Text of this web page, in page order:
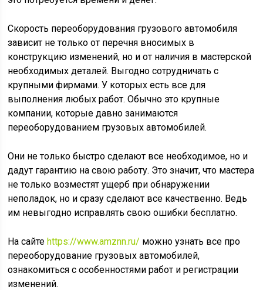
Скорость переоборудования грузового автомобиля
зависит не только от перечня вносимых в
конструкцию изменений, но и от наличия в мастерской
необходимых деталей. Выгодно сотрудничать с
крупными фирмами. У которых есть все для
выполнения любых работ. Обычно это крупные
компании, которые давно занимаются
переоборудованием грузовых автомобилей.
Они не только быстро сделают все необходимое, но и
дадут гарантию на свою работу. Это значит, что мастера
не только возместят ущерб при обнаружении
неполадок, но и сразу сделают все качественно. Ведь
им невыгодно исправлять свою ошибки бесплатно.
На сайтеhttps://www.amznn.ru/ можно узнать все про
переоборудование грузовых автомобилей,
ознакомиться с особенностями работ и регистрации
изменений.